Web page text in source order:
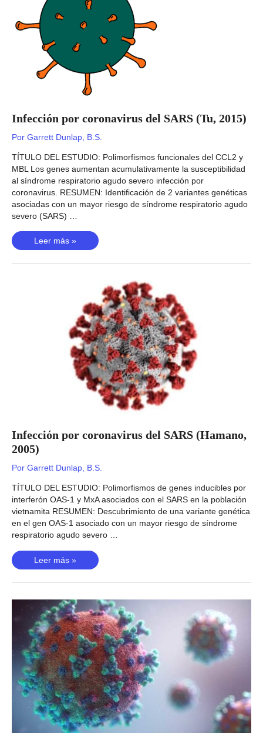
Infección por coronavirus del SARS (Tu, 2015)
Por Garrett Dunlap, B.S.
TÍTULO DEL ESTUDIO: Polimorfismos funcionales del CCL2 y
MBL Los genes aumentan acumulativamente la susceptibilidad
al síndrome respiratorio agudo severo infección por
coronavirus. RESUMEN: Identificación de 2 variantes genéticas
asociadas con un mayor riesgo de síndrome respiratorio agudo
severo (SARS) …
Infección
por
coronavirus
Leer más »
Infección por coronavirus del SARS (Hamano,
2005)
Por Garrett Dunlap, B.S.
TÍTULO DEL ESTUDIO: Polimorfismos de genes inducibles por
interferón OAS-1 y MxA asociados con el SARS en la población
vietnamita RESUMEN: Descubrimiento de una variante genética
en el gen OAS-1 asociado con un mayor riesgo de síndrome
respiratorio agudo severo …
Infección
por
coronavirus
SARS
(Hamano,
2005)
Leer más »